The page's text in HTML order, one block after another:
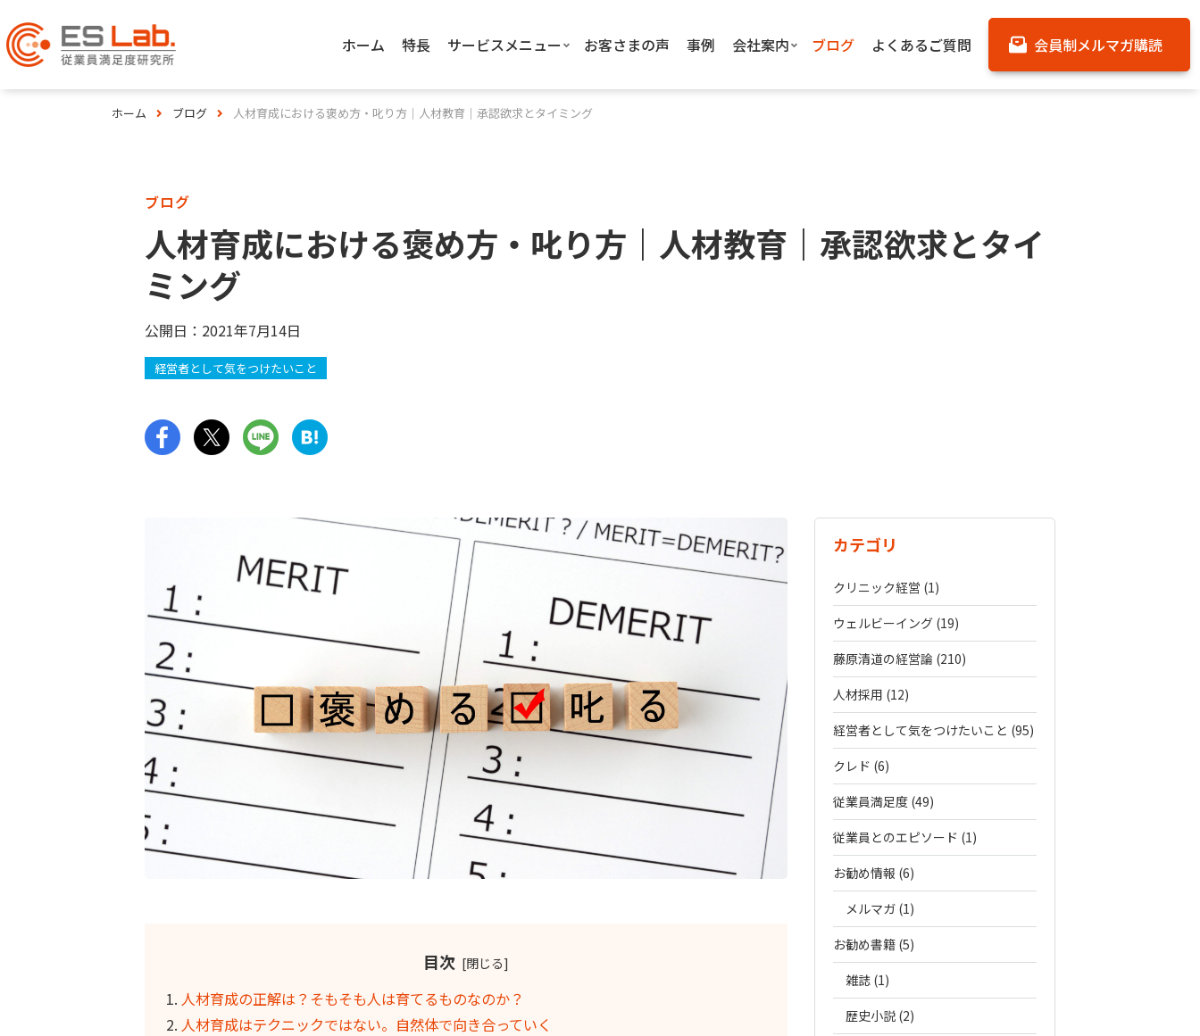
ホーム 特長 サービスメニュー お客さまの声 事例 会社案内 ブログ よくあるご質問 会員制メルマガ購読
ホーム ブログ 人材育成における褒め方・叱り方｜人材教育｜承認欲求とタイミング
ブログ
人材育成における褒め方・叱り方｜人材教育｜承認欲求とタイ
ミング
公開日： 2021年7月14日
経営者として気をつけたいこと
目次
人材育成の正解は？そもそも人は育てるものなのか？
人材育成はテクニックではない。自然体で向き合っていく
カテゴリ
クリニック経営 (1)
ウェルビーイング (19)
藤原清道の経営論 (210)
人材採用 (12)
経営者として気をつけたいこと (95)
クレド (6)
従業員満足度 (49)
従業員とのエピソード (1)
お勧め情報 (6)
メルマガ (1)
お勧め書籍 (5)
雑誌 (1)
歴史小説 (2)